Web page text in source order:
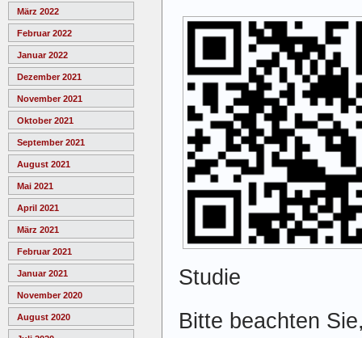
März 2022
Februar 2022
Januar 2022
Dezember 2021
November 2021
Oktober 2021
September 2021
August 2021
Mai 2021
April 2021
März 2021
Februar 2021
Januar 2021
November 2020
August 2020
Studie
Bitte beachten